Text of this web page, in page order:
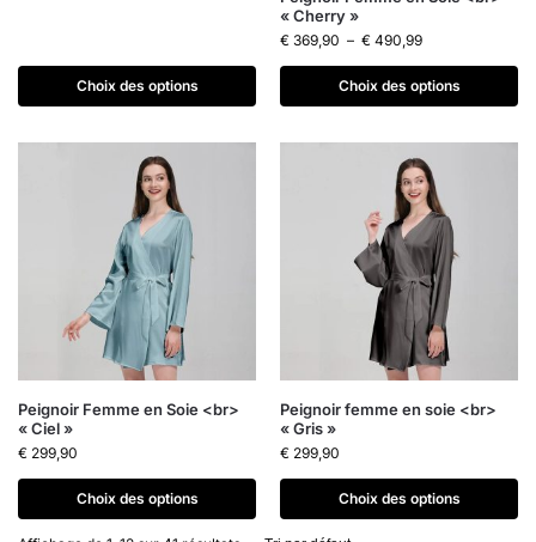
Choix des options
« Cherry »
€ 369,90 – € 490,99
Choix des options
Peignoir Femme en Soie <br>
« Ciel »
€ 299,90
Choix des options
Peignoir femme en soie <br>
« Gris »
€ 299,90
Choix des options